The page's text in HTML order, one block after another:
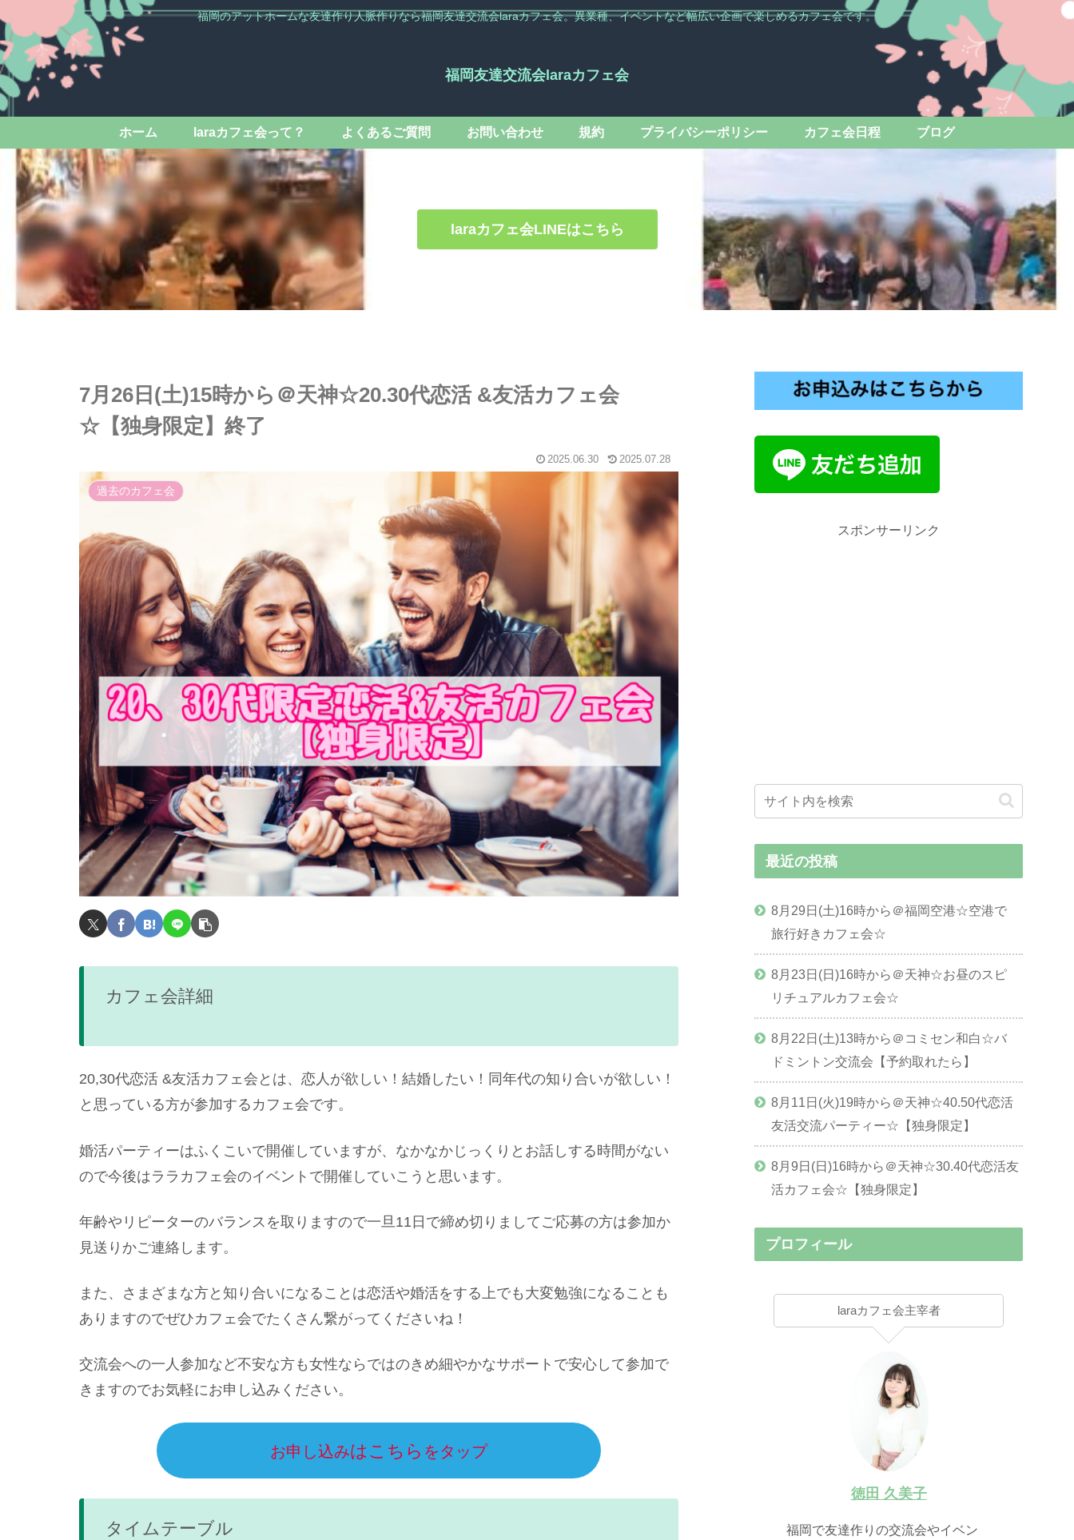
福岡のアットホームな友達作り人脈作りなら福岡友達交流会laraカフェ会。異業種、イベントなど幅広い企画で楽しめるカフェ会です。
福岡友達交流会laraカフェ会
ホーム laraカフェ会って？ よくあるご質問 お問い合わせ 規約 プライバシーポリシー カフェ会日程 ブログ
laraカフェ会LINEはこちら
7月26日(土)15時から＠天神☆20.30代恋活 &友活カフェ会
☆【独身限定】終了
2025.06.30 2025.07.28
過去のカフェ会
カフェ会詳細
20,30代恋活 &友活カフェ会とは、恋人が欲しい！結婚したい！同年代の知り合いが欲しい！
と思っている方が参加するカフェ会です。
婚活パーティーはふくこいで開催していますが、なかなかじっくりとお話しする時間がない
ので今後はララカフェ会のイベントで開催していこうと思います。
年齢やリピーターのバランスを取りますので一旦11日で締め切りましてご応募の方は参加か
見送りかご連絡します。
また、さまざまな方と知り合いになることは恋活や婚活をする上でも大変勉強になることも
ありますのでぜひカフェ会でたくさん繋がってくださいね！
交流会への一人参加など不安な方も女性ならではのきめ細やかなサポートで安心して参加で
きますのでお気軽にお申し込みください。
お申し込みはこちら をタップ
タイムテーブル
スポンサーリンク
最近の投稿
8月29日(土)16時から＠福岡空港☆空港で
旅行好きカフェ会☆
8月23日(日)16時から＠天神☆お昼のスピ
リチュアルカフェ会☆
8月22日(土)13時から＠コミセン和白☆バ
ドミントン交流会【予約取れたら】
8月11日(火)19時から＠天神☆40.50代恋活
友活交流パーティー☆【独身限定】
8月9日(日)16時から＠天神☆30.40代恋活友
活カフェ会☆【独身限定】
プロフィール
laraカフェ会主宰者
徳田 久美子
福岡で友達作りの交流会やイベン